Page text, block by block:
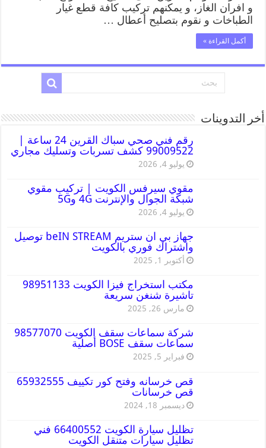
و افران الغاز، و يمكنهم تركيب كافة قطع غيار
الطباخات و نقوم بتصليح أعطال …
أكمل القراءة »
أخر التدوينات
رقم فني صحي سباك القرين 24 ساعة |
99009522 كشف تسربات وتسليك مجاري
يوليو 4, 2026
مقوي سيرفس الكويت | تركيب مقوي
شبكة الجوال والإنترنت 4G و5G
يوليو 4, 2026
جهاز بي ان ستريم beIN STREAM توصيل
واشتراك فوري بالكويت
أكتوبر 1, 2025
مكتب استخراج فيزا الكويت 98951133
تاشيرة شنغن سريعة
مارس 26, 2025
شركة سماعات سقف الكويت 98577070
سماعات سقف BOSE أصلية
فبراير 5, 2025
قص خرسانه وفتح كور تكييف 65932555
قص خرسانات
ديسمبر 18, 2024
تظليل سيارة الكويت 66400552 فني
تظليل سيارات متنقل الكويت